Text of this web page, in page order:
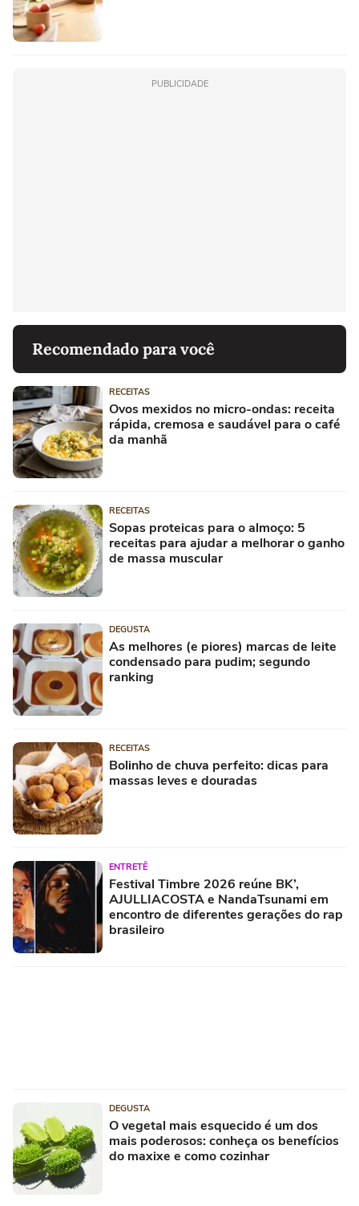
PUBLICIDADE
Recomendado para você
RECEITAS
Ovos mexidos no micro-ondas: receita
rápida, cremosa e saudável para o café
da manhã
RECEITAS
Sopas proteicas para o almoço: 5
receitas para ajudar a melhorar o ganho
de massa muscular
DEGUSTA
As melhores (e piores) marcas de leite
condensado para pudim; segundo
ranking
RECEITAS
Bolinho de chuva perfeito: dicas para
massas leves e douradas
ENTRETÊ
Festival Timbre 2026 reúne BK’,
AJULLIACOSTA e NandaTsunami em
encontro de diferentes gerações do rap
brasileiro
DEGUSTA
O vegetal mais esquecido é um dos
mais poderosos: conheça os benefícios
do maxixe e como cozinhar